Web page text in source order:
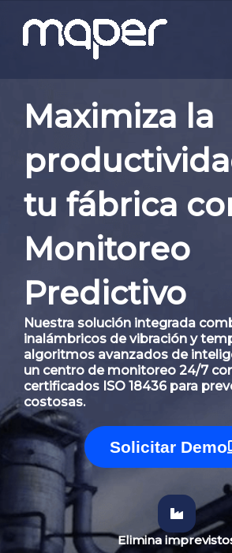
Maximiza la
tu fábrica
Monitoreo
Predictivo
Nuestra solución integrada
inalámbricos de vibración y
algoritmos avanzados de
un centro de monitoreo 24/7
certificados ISO 18436 para
costosas.
Solicitar Demo
Elimina